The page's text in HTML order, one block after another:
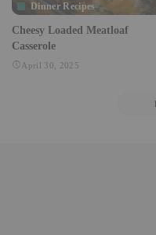
Dinner Recipes
Cheesy Loaded Meatloaf
Casserole
April 30, 2025